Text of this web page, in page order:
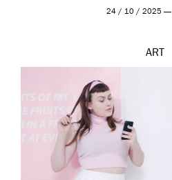
24 / 10 / 2025 —
ART